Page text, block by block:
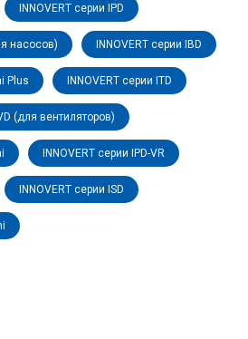
INNOVERT серии IPD
насосов) INNOVERT серии IBD
Plus INNOVERT серии ITD
(для вентиляторов)
INNOVERT серии IPD-VR
INNOVERT серии ISD